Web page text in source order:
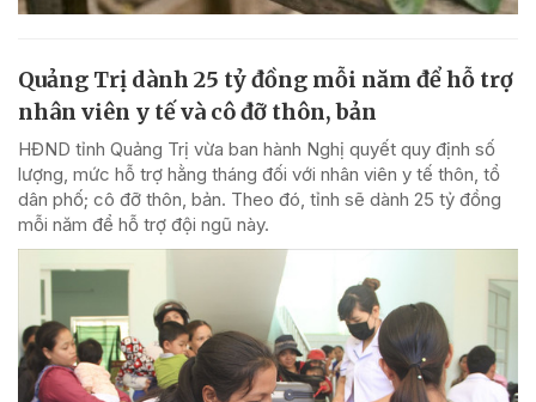
Quảng Trị dành 25 tỷ đồng mỗi năm để hỗ trợ
nhân viên y tế và cô đỡ thôn, bản
HĐND tỉnh Quảng Trị vừa ban hành Nghị quyết quy định số
lượng, mức hỗ trợ hằng tháng đối với nhân viên y tế thôn, tổ
dân phố; cô đỡ thôn, bản. Theo đó, tỉnh sẽ dành 25 tỷ đồng
mỗi năm để hỗ trợ đội ngũ này.